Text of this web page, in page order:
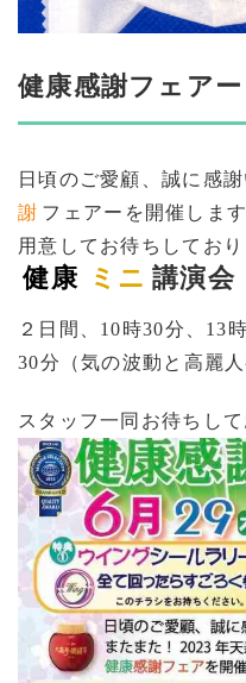
健康感謝フェア
日頃のご愛顧、誠に感
謝 フェアーを開催しま
用意してお待ちしており
健康 ミニ 講演会
２日間、10時30分、13
30分（気の波動と高麗
スタッフ一同お待ちして